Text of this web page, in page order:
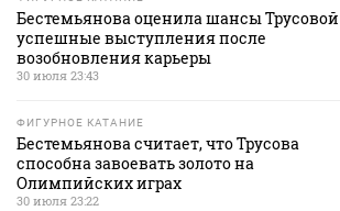
Бестемьянова оценила шансы
успешные выступления после
возобновления карьеры
30 июля 23:43
ФИГУРНОЕ КАТАНИЕ
Бестемьянова считает, что Трусова
способна завоевать золото на
Олимпийских играх
30 июля 23:22